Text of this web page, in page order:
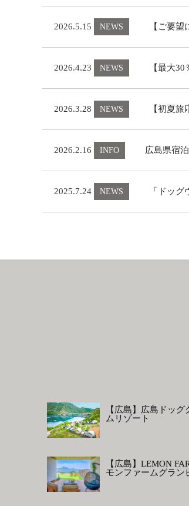
2026.5.15 NEWS 【ご要
2026.4.23 NEWS 【最大
2026.3.28 NEWS 【初夏
2026.2.16 INFO 広島県宿
2025.7.24 NEWS 「ドッ
【広島】広島ドッ
ムリゾート
【広島】LEMON
モンファームグラン